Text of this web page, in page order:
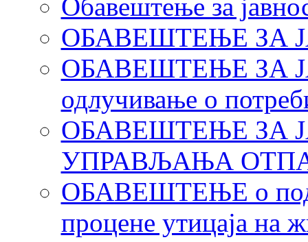
Обавештење за
ОБАВЕШТЕЊЕ ЗА
ОБАВЕШТЕЊЕ ЗА
одлучивање о
ОБАВЕШТЕЊЕ ЗА
УПРАВЉАЊА
ОБАВЕШТЕЊЕ о
процене утицаја на